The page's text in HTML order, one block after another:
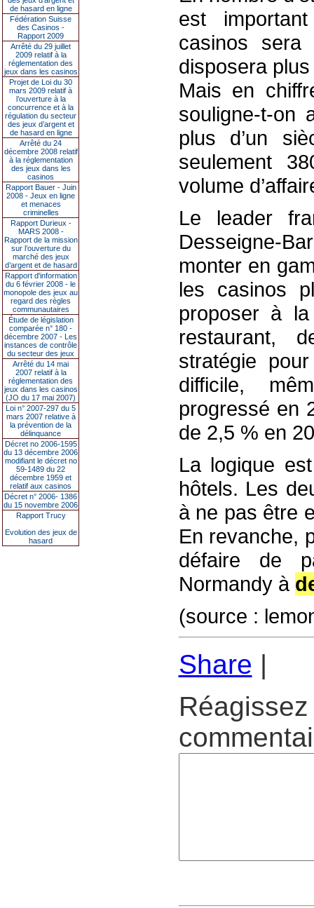
de hasard en ligne
Fédération Suisse
des Casinos -
Rapport 2009
Arrêté du 29 juillet
2009 relatif à la
réglementation des
jeux dans les casinos
Projet de Loi du 30
mars 2009 relatif à
l’ouverture à la
concurrence et à la
régulation du secteur
des jeux d’argent et
de hasard en ligne
Arrêté du 24
décembre 2008 relatif
à la réglementation
des jeux dans les
casinos
Rapport Bauer - Juin
2008 - Jeux en ligne
et menaces
criminelles
Rapport Durieux -
MARS 2008 -
Rapport de la mission
sur l’ouverture du
marché des jeux
d’argent et de hasard
Rapport d'information
du 6 février 2008 - le
monopole des jeux au
regard des règles
communautaires
Étude de législation
comparée n° 180 -
décembre 2007 - Les
instances de contrôle
du secteur des jeux
Arrêté du 14 mai
2007 relatif à la
réglementation des
jeux dans les casinos
(JO du 17 mai 2007)
Loi n° 2007-297 du 5
mars 2007 relative à
la prévention de la
délinquance
Décret no 2006-1595
du 13 décembre 2006
modifiant le décret no
59-1489 du 22
décembre 1959 et
relatif aux casinos
Décret n° 2006- 1386
du 15 novembre 2006
Rapport Trucy
Evolution des jeux de
hasard
est
casinos
disposera
Mais en
souligne-t-on
plus d’un
seulement
volume
Le leader
Desseigne-
monter en
les casinos
proposer à
restaurant,
stratégie
difficile,
progressé en
de 2,5 % en
La logique
hôtels. Les
à ne pas être
En revanche,
défaire de
Normandy à
(source :
Share |